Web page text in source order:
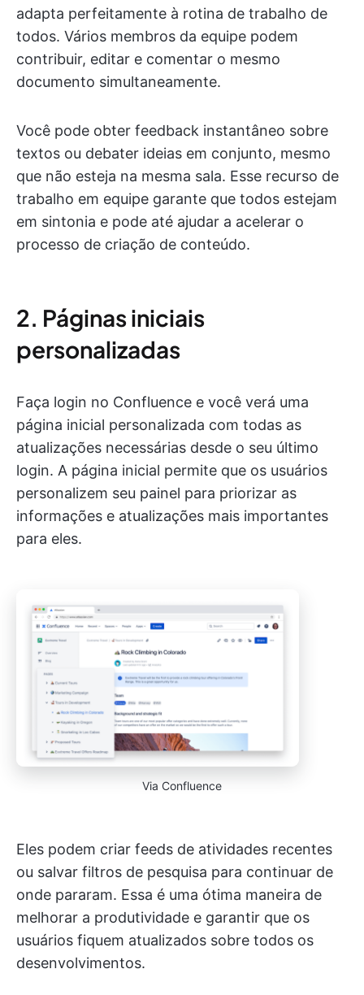
adapta perfeitamente à rotina de trabalho de
todos. Vários membros da equipe podem
contribuir, editar e comentar o mesmo
documento simultaneamente.
Você pode obter feedback instantâneo sobre
textos ou debater ideias em conjunto, mesmo
que não esteja na mesma sala. Esse recurso de
trabalho em equipe garante que todos estejam
em sintonia e pode até ajudar a acelerar o
processo de criação de conteúdo.
2. Páginas iniciais
personalizadas
Faça login no Confluence e você verá uma
página inicial personalizada com todas as
atualizações necessárias desde o seu último
login. A página inicial permite que os usuários
personalizem seu painel para priorizar as
informações e atualizações mais importantes
para eles.
Via Confluence
Eles podem criar feeds de atividades recentes
ou salvar filtros de pesquisa para continuar de
onde pararam. Essa é uma ótima maneira de
melhorar a produtividade e garantir que os
usuários fiquem atualizados sobre todos os
desenvolvimentos.